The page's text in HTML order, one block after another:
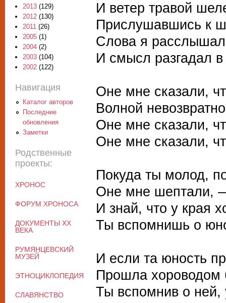
И ветер травой
Прислушавшись к
Слова я
И смысл разгадал
Оне мне сказали,
Волной
Оне мне сказали,
Оне мне сказали,
Покуда ты молод,
Оне мне шептали,
И знай, что у края
Ты вспомнишь о
И если та юность
Прошла хороводом
Ты вспомнив о
2013 (129)
2012 (130)
2011 (26)
2005 (1)
2004 (2)
2003 (104)
2002 (122)
Навигация
Каталог авторов
Последние
обновления
Заметки
Родственные
проекты:
ХРОНОС
ФОРУМ ХРОНОСА
ДОКУМЕНТЫ XX
ВЕКА
РУМЯНЦЕВСКИЙ
МУЗЕЙ
ЭТНОЦИКЛОПЕДИЯ
СЛАВЯНСТВО